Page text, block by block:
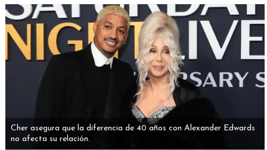
Cher asegura que la diferencia de 40 años con Alexander Edwards
no afecta su relación.